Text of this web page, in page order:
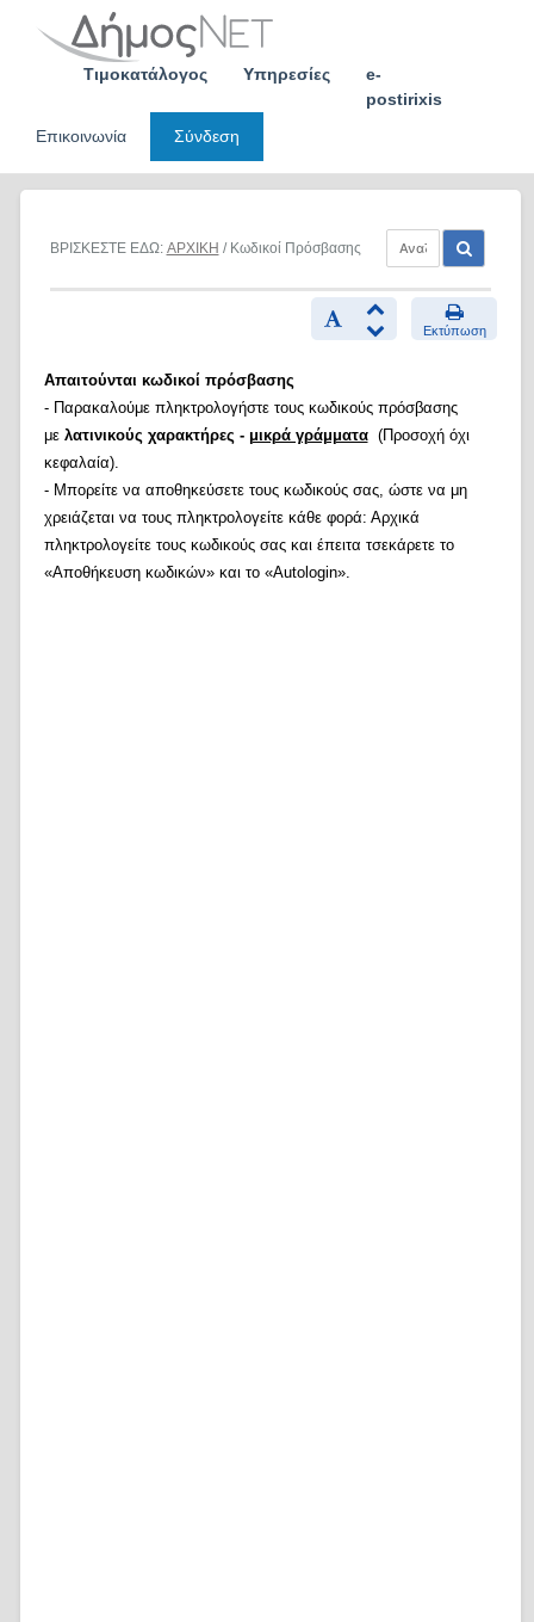
Τιμοκατάλογος Υπηρεσίες
e-
postirixis
Επικοινωνία
Σύνδεση
ΒΡΙΣΚΕΣΤΕ ΕΔΩ: ΑΡΧΙΚΗ / Κωδικοί Πρόσβασης
Εκτύπωση
Απαιτούνται κωδικοί πρόσβασης
- Παρακαλούμε πληκτρολογήστε τους κωδικούς πρόσβασης
με λατινικούς χαρακτήρες - μικρά γράμματα(Προσοχή όχι
κεφαλαία).
- Μπορείτε να αποθηκεύσετε τους κωδικούς σας, ώστε να μη
χρειάζεται να τους πληκτρολογείτε κάθε φορά: Αρχικά
πληκτρολογείτε τους κωδικούς σας και έπειτα τσεκάρετε το
«Αποθήκευση κωδικών» και το «Autologin».